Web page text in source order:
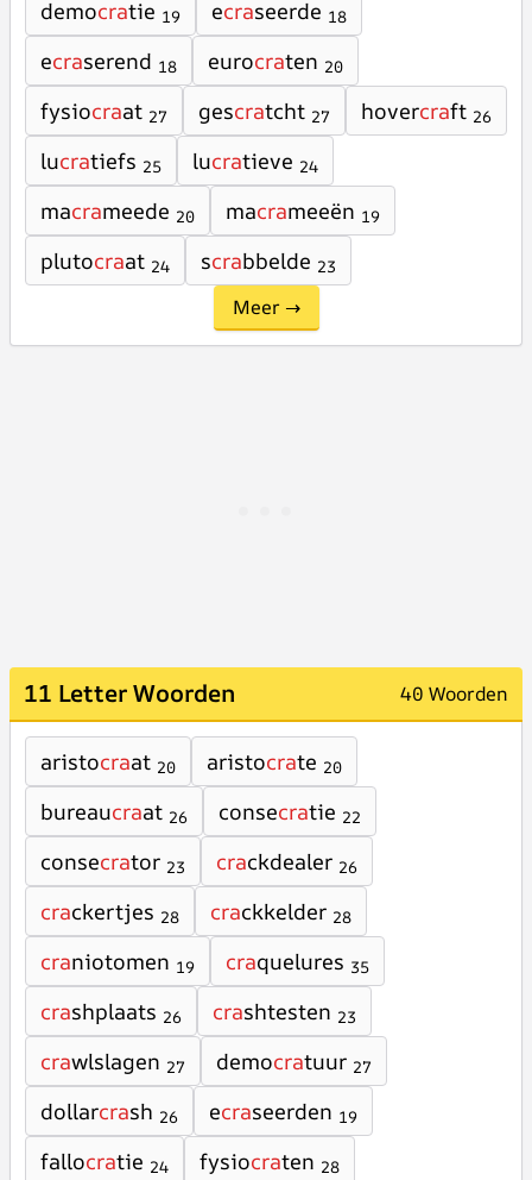
democratie 19 ecraseerde 18
ecraserend 18 eurocraten 20
fysiocraat 27 gescratcht 27 hovercraft 26
lucratiefs 25 lucratieve 24
macrameede 20 macrameeën 19
plutocraat 24 scrabbelde 23
Meer →
11 Letter Woorden 40 Woorden
aristocraat 20 aristocrate 20
bureaucraat 26 consecratie 22
consecrator 23 crackdealer 26
crackertjes 28 crackkelder 28
craniotomen 19 craquelures 35
crashplaats 26 crashtesten 23
crawlslagen 27 democratuur 27
dollarcrash 26 ecraseerden 19
fallocratie 24 fysiocraten 28